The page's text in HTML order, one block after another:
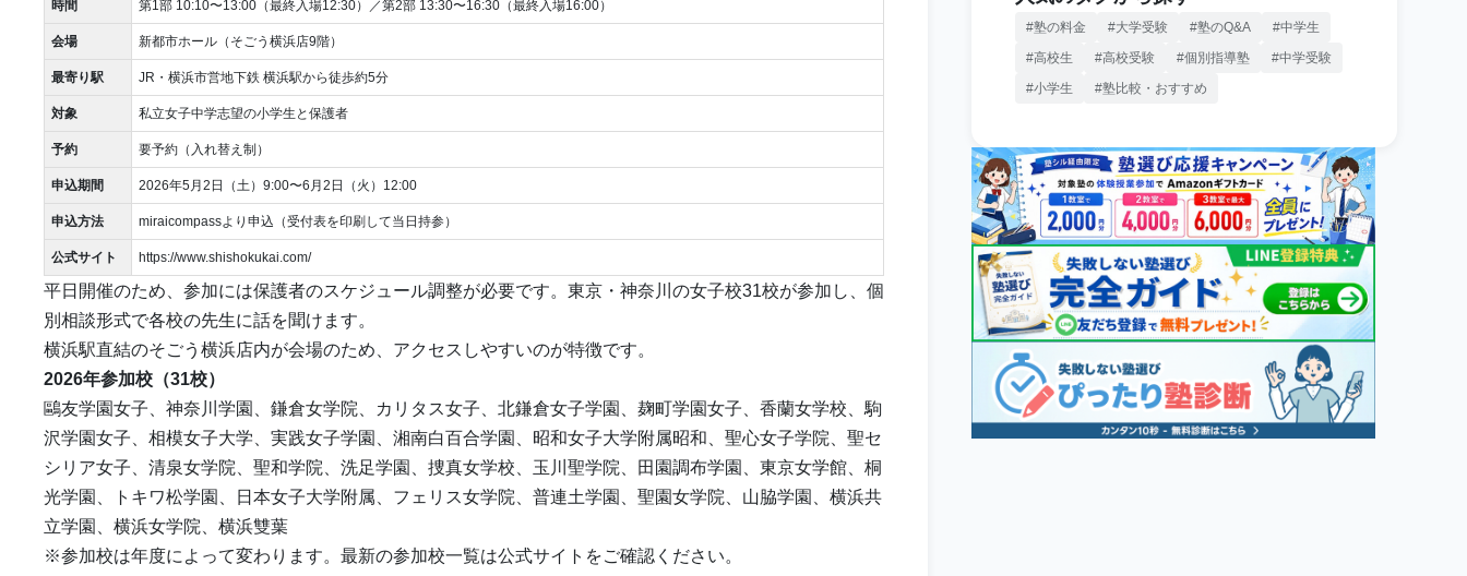
時間 第1部 10:10〜13:00（最終入場12:30）／第2部 13:30〜16:30（最終入場16:00）
会場 新都市ホール（そごう横浜店9階）
最寄り駅 JR・横浜市営地下鉄 横浜駅から徒歩約5分
対象 私立女子中学志望の小学生と保護者
予約 要予約（入れ替え制）
申込期間 2026年5月2日（土）9:00〜6月2日（火）12:00
申込方法 miraicompassより申込（受付表を印刷して当日持参）
公式サイト https://www.shishokukai.com/
平日開催のため、参加には保護者のスケジュール調整が必要です。東京・神奈川の女子校31校が参加し、個
別相談形式で各校の先生に話を聞けます。
横浜駅直結のそごう横浜店内が会場のため、アクセスしやすいのが特徴です。
2026年参加校（31校）
鷗友学園女子、神奈川学園、鎌倉女学院、カリタス女子、北鎌倉女子学園、麹町学園女子、香蘭女学校、駒
沢学園女子、相模女子大学、実践女子学園、湘南白百合学園、昭和女子大学附属昭和、聖心女子学院、聖セ
シリア女子、清泉女学院、聖和学院、洗足学園、捜真女学校、玉川聖学院、田園調布学園、東京女学館、桐
光学園、トキワ松学園、日本女子大学附属、フェリス女学院、普連土学園、聖園女学院、山脇学園、横浜共
立学園、横浜女学院、横浜雙葉
※参加校は年度によって変わります。最新の参加校一覧は公式サイトをご確認ください。
塾の料金 大学受験 塾のQ&A
中学生
高校生
高校受験 個別指導塾
中学受験
小学生
塾比較・おすすめ